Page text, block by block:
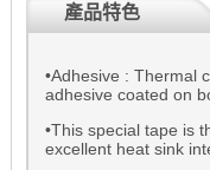
產品特色
•Adhesive : Thermal
adhesive coated on
•This special tape is
excellent heat sink